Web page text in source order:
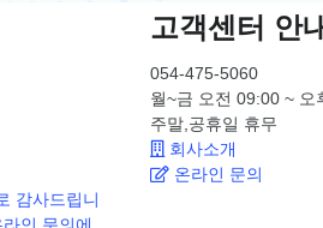
감사드립니
인 문의에 …
고객센터 안
054-475-5060
월~금 오전 09:00 ~
주말,공휴일 휴무
회사소개
온라인 문의